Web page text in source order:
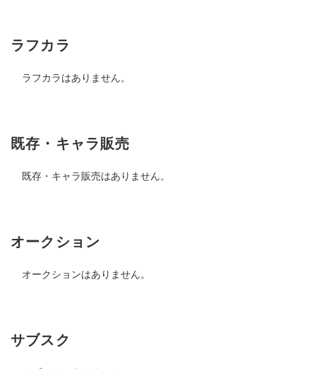
ラフカラ
ラフカラはありません。
既存・キャラ販売
既存・キャラ販売はありません。
オークション
オークションはありません。
サブスク